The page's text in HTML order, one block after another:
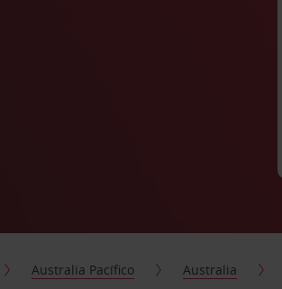
Australia Pacífico Australia